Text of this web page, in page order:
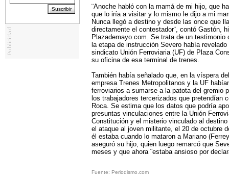
¨Anoche habló con la mamá de mi hijo, que
que lo iría a visitar y lo mismo le dijo a mi
Nunca llegó a destino y desde las once que
directamente el contestador¨, contó Gastón,
Plazademayo.com. Se trata de un testimonio
la etapa de instrucción Severo había
sindicato Unión Ferroviaria (UF) de Plaza
su oficina de esa terminal de trenes.
También había señalado que, en la víspera
empresa Trenes Metropolitanos y la UF
ferroviarios a sumarse a la patota del gremio
los trabajadores tercerizados que pretendían
Roca. Se estima que los datos que podría
presuntas vinculaciones entre la Unión
Constitución y el misterio vinculado al
el ataque al joven militante, el 20 de octubre
él estaba cuando lo mataron a Mariano
aseguró su hijo, quien luego remarcó que
meses y que ahora ¨estaba ansioso por
Fuente: Periodismo.com